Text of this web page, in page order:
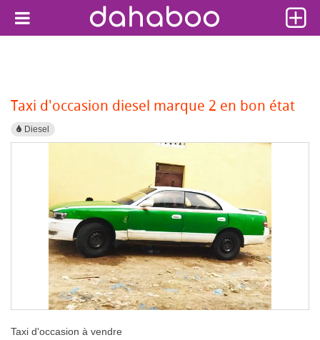
Taxi d'occasion diesel marque 2 en bon état
Diesel
Taxi d'occasion à vendre